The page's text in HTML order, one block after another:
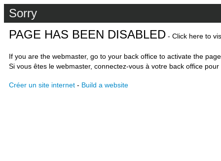
Sorry
PAGE HAS BEEN DISABLED - Click here to
If you are the webmaster, go to your back office to activate the
Si vous êtes le webmaster, connectez-vous à votre back office
Créer un site internet - Build a website